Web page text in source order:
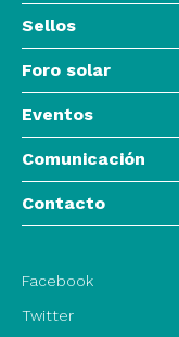
Sellos
Foro solar
Eventos
Comunicación
Contacto
Facebook
Twitter